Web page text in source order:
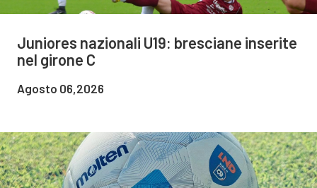
Juniores nazionali U19: bresciane inserite
nel girone C
Agosto 06,2026